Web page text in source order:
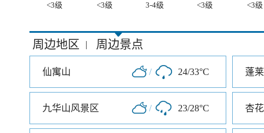
<3级
<3级 3-4级 <3级 <3级
周边地区 | 周边景点
仙寓山 / 24/33°C 蓬
九华山风景区 / 23/28°C 杏